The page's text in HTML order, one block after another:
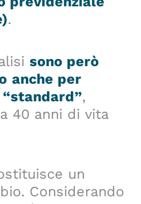
.
sono però
anche per
,
40 anni di vita
un
Considerando